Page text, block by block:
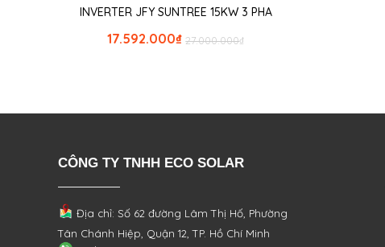
INVERTER JFY SUNTREE 15KW 3 PHA
₫
27.000.000
₫
17.592.000
CÔNG TY TNHH ECO SOLAR
Địa chỉ: Số 62 đường Lâm Thị Hố, Phường
Tân Chánh Hiệp, Quận 12, TP. Hồ Chí Minh